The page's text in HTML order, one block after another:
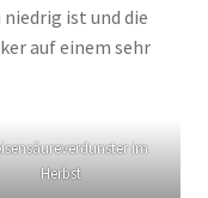
ist und die
auf einem sehr
im
Herbst